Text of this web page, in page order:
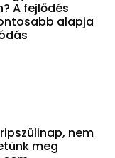
A fejlődés
alapja
nem
meg